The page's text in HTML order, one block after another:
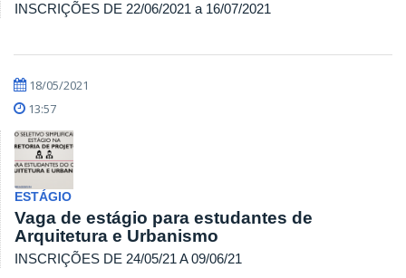
INSCRIÇÕES DE 22/06/2021 a 16/07/2021
18/05/2021
13:57
ESTÁGIO
Vaga de estágio para estudantes de
Arquitetura e Urbanismo
INSCRIÇÕES DE 24/05/21 A 09/06/21